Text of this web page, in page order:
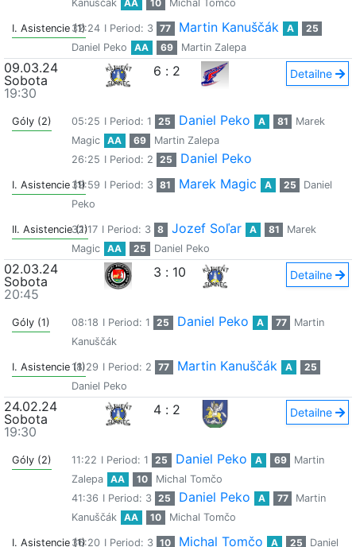
Kanuščák
AA 10 Michal Tomčo
I. Asistencie (1)32:24 I Period: 3 77 Martin Kanuščák A
25
Daniel Peko
AA 69 Martin Zalepa
09.03.24
Sobota
19:30
6 : 2 Detailne
Góly (2) 05:25 I Period: 1 25 Daniel Peko A 81
Marek
Magic
AA 69
Martin Zalepa
26:25 I Period: 2 25 Daniel Peko
I. Asistencie (1)39:59 I Period: 3 81 Marek Magic A 25
Daniel
Peko
II. Asistencie (1)
32:17 I Period: 3 8 Jozef Soľar A 81
Marek
Magic
AA 25 Daniel Peko
02.03.24
Sobota
20:45
3 : 10 Detailne
Góly (1) 08:18 I Period: 1 25 Daniel Peko A 77
Martin
Kanuščák
I. Asistencie (1)18:29 I Period: 2 77 Martin Kanuščák A
25
Daniel Peko
24.02.24
Sobota
19:30
4 : 2 Detailne
Góly (2) 11:22 I Period: 1 25 Daniel Peko A 69
Martin
Zalepa
AA 10
Michal Tomčo
41:36 I Period: 3 25 Daniel Peko A 77
Martin
Kanuščák
AA 10 Michal Tomčo
I. Asistencie (1)36:20 I Period: 3 10 Michal Tomčo A 25 Daniel